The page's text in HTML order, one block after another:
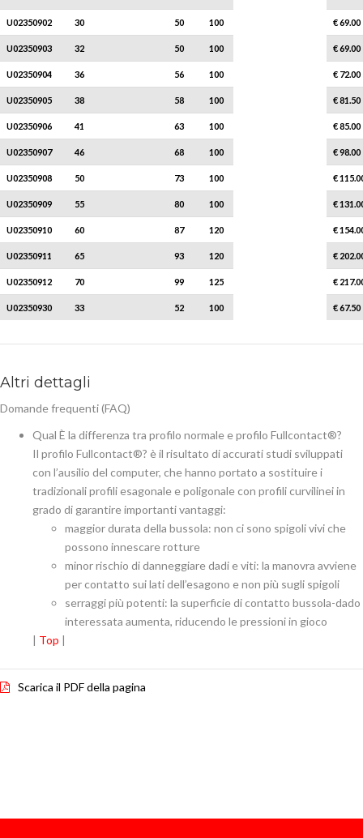
U02350902 30 50 100 € 69.00
U02350903 32 50 100 € 69.00
U02350904 36 56 100 € 72.00
U02350905 38 58 100 € 81.50
U02350906 41 63 100 € 85.00
U02350907 46 68 100 € 98.00
U02350908 50 73 100 €
U02350909 55 80 100 €
U02350910 60 87 120 €
U02350911 65 93 120 €
U02350912 70 99 125 €
U02350930 33 52 100 € 67.50
Altri dettagli
Domande frequenti (FAQ)
Qual È la differenza tra profilo normale e profilo Fullcontact®?
Il profilo Fullcontact®? è il risultato di accurati studi sviluppati
con l’ausilio del computer, che hanno portato a sostituire i
tradizionali profili esagonale e poligonale con profili curvilinei in
grado di garantire importanti vantaggi:
maggior durata della bussola: non ci sono spigoli vivi che
possono innescare rotture
minor rischio di danneggiare dadi e viti: la manovra avviene
per contatto sui lati dell’esagono e non più sugli spigoli
serraggi più potenti: la superficie di contatto bussola-dado
interessata aumenta, riducendo le pressioni in gioco
| Top |
Scarica il PDF della pagina